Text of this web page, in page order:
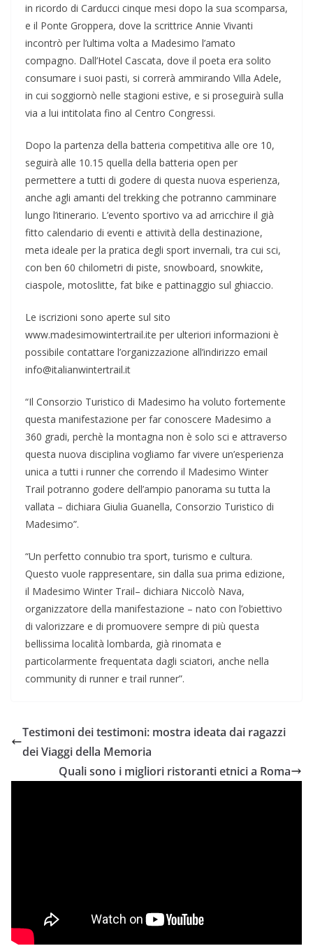
in ricordo di Carducci cinque mesi dopo la sua scomparsa,
e il Ponte Groppera, dove la scrittrice Annie Vivanti
incontrò per l’ultima volta a Madesimo l’amato
compagno. Dall’Hotel Cascata, dove il poeta era solito
consumare i suoi pasti, si correrà ammirando Villa Adele,
in cui soggiornò nelle stagioni estive, e si proseguirà sulla
via a lui intitolata fino al Centro Congressi.
Dopo la partenza della batteria competitiva alle ore 10,
seguirà alle 10.15 quella della batteria open per
permettere a tutti di godere di questa nuova esperienza,
anche agli amanti del trekking che potranno camminare
lungo l’itinerario. L’evento sportivo va ad arricchire il già
fitto calendario di eventi e attività della destinazione,
meta ideale per la pratica degli sport invernali, tra cui sci,
con ben 60 chilometri di piste, snowboard, snowkite,
ciaspole, motoslitte, fat bike e pattinaggio sul ghiaccio.
Le iscrizioni sono aperte sul sito
www.madesimowintertrail.ite per ulteriori informazioni è
possibile contattare l’organizzazione all’indirizzo email
info@italianwintertrail.it
“Il Consorzio Turistico di Madesimo ha voluto fortemente
questa manifestazione per far conoscere Madesimo a
360 gradi, perchè la montagna non è solo sci e attraverso
questa nuova disciplina vogliamo far vivere un’esperienza
unica a tutti i runner che correndo il Madesimo Winter
Trail potranno godere dell’ampio panorama su tutta la
vallata – dichiara Giulia Guanella, Consorzio Turistico di
Madesimo”.
“Un perfetto connubio tra sport, turismo e cultura.
Questo vuole rappresentare, sin dalla sua prima edizione,
il Madesimo Winter Trail– dichiara Niccolò Nava,
organizzatore della manifestazione – nato con l’obiettivo
di valorizzare e di promuovere sempre di più questa
bellissima località lombarda, già rinomata e
particolarmente frequentata dagli sciatori, anche nella
community di runner e trail runner”.
Testimoni dei testimoni: mostra ideata dai ragazzi
dei Viaggi della Memoria
Quali sono i migliori ristoranti etnici a Roma